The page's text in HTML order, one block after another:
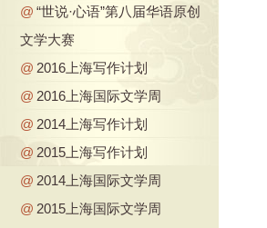
@ “世说·心语”第八届华语原创
文学大赛
@ 2016上海写作计划
@ 2016上海国际文学周
@ 2014上海写作计划
@ 2015上海写作计划
@ 2014上海国际文学周
@ 2015上海国际文学周